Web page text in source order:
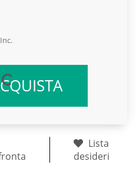
Lista
desideri